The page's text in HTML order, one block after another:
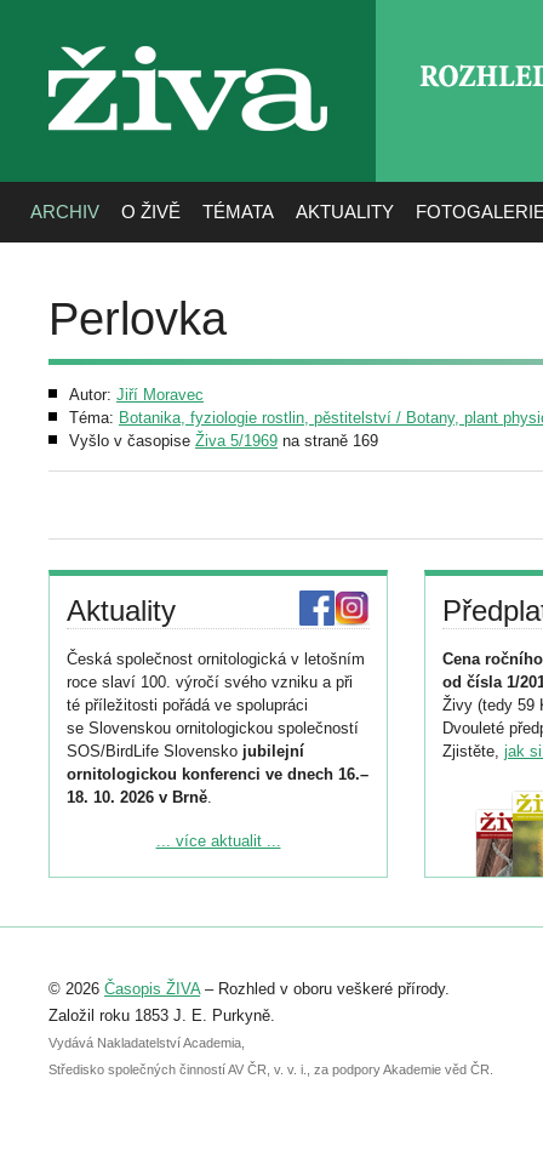
živa
ARCHIV O ŽIVĚ TÉMATA AKTUALITY
Perlovka
Autor: Jiří Moravec
Téma: Botanika, fyziologie rostlin, pěstitelství / Botany, plant
Vyšlo v časopise Živa 5/1969 na straně 169
Aktuality
Česká společnost ornitologická v letošním
roce slaví 100. výročí svého vzniku a při
té příležitosti pořádá ve spolupráci
se Slovenskou ornitologickou společností
SOS/BirdLife Slovensko jubilejní
ornitologickou konferenci ve dnech 16.–
18. 10. 2026 v Brně.
Podrobnější informace ke konferenci
Registrovat se můžete do 6. září.
abstraktu přihlášené přednášky nebo
posteru je už 30. června.
... více aktualit ...
Cena
od čísla 1/
Živy (tedy 59
Dvouleté
Zjistěte, jak
© 2026 Časopis ŽIVA– Rozhled v oboru veškeré přírody.
Založil roku 1853 J. E. Purkyně.
Vydává Nakladatelství Academia,
Středisko společných činností AV ČR, v. v. i., za podpory Akademie věd ČR.